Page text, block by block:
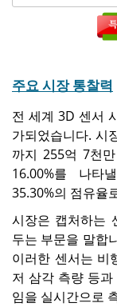
주요 시장 통찰력
전 세계 3D 센서
가되었습니다. 시
까지 255억 7천
16.00%를 나타
35.30%의 점유율
시장은 캡처하는
두는 부문을 말합
이러한 센서는 비
저 삼각 측량 등
임을 실시간으로